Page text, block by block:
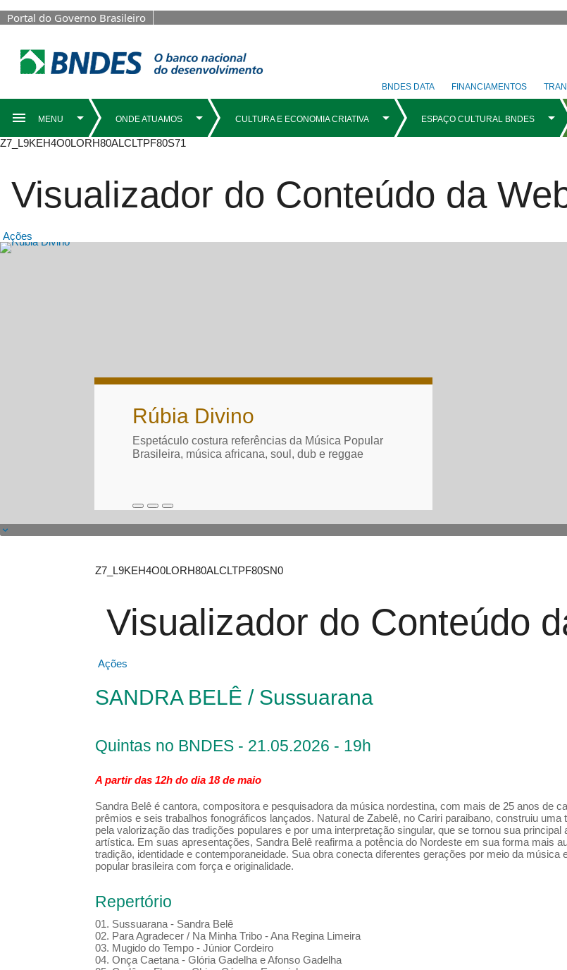
Portal do Governo Brasileiro
BNDES DATA FINANCIAMENTOS
Z7_L9KEH4O0LORH80ALCLTPF80S71
Visualizador do Conteúdo da
Ações
Destaques Principais com
Rúbia Divino
Espetáculo costura referências da Música Popular
Brasileira, música africana, soul, dub e reggae
Z7_L9KEH4O0LORH80ALCLTPF80SN0
Visualizador do Conteúdo
Ações
SANDRA BELÊ / Sussuarana
Quintas no BNDES - 21.05.2026 - 19h
A partir das 12h do dia 18 de maio
Sandra Belê é cantora, compositora e pesquisadora da música nordestina, com mais de 25 anos de
prêmios e seis trabalhos fonográficos lançados. Natural de Zabelê, no Cariri paraibano, construiu uma
pela valorização das tradições populares e por uma interpretação singular, que se tornou sua principal
artística. Em suas apresentações, Sandra Belê reafirma a potência do Nordeste em sua forma mais
tradição, identidade e contemporaneidade. Sua obra conecta diferentes gerações por meio da música
popular brasileira com força e originalidade.
Repertório
01. Sussuarana - Sandra Belê
02. Para Agradecer / Na Minha Tribo - Ana Regina Limeira
03. Mugido do Tempo - Júnior Cordeiro
04. Onça Caetana - Glória Gadelha e Afonso Gadelha